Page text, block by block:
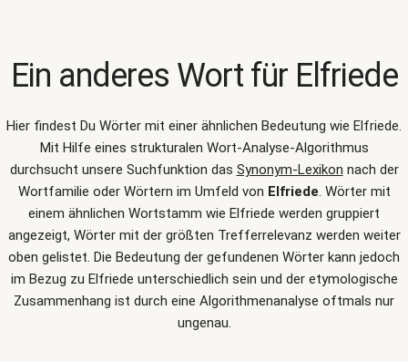
Ein anderes Wort für Elfriede
Hier findest Du Wörter mit einer ähnlichen Bedeutung wie Elfriede.
Mit Hilfe eines strukturalen Wort-Analyse-Algorithmus
durchsucht unsere Suchfunktion das Synonym-Lexikon nach der
Wortfamilie oder Wörtern im Umfeld von Elfriede. Wörter mit
einem ähnlichen Wortstamm wie Elfriede werden gruppiert
angezeigt, Wörter mit der größten Trefferrelevanz werden weiter
oben gelistet. Die Bedeutung der gefundenen Wörter kann jedoch
im Bezug zu Elfriede unterschiedlich sein und der etymologische
Zusammenhang ist durch eine Algorithmenanalyse oftmals nur
ungenau.